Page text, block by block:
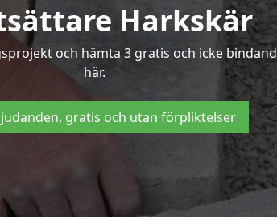
Harkskär
och hämta 3 gratis och icke
här.
gratis och utan förpliktelser